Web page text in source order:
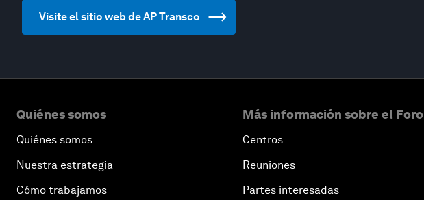
Visite el sitio web de AP Transco
Quiénes somos
Quiénes somos
Nuestra estrategia
Cómo trabajamos
Más información sobre el Foro
Centros
Reuniones
Partes interesadas